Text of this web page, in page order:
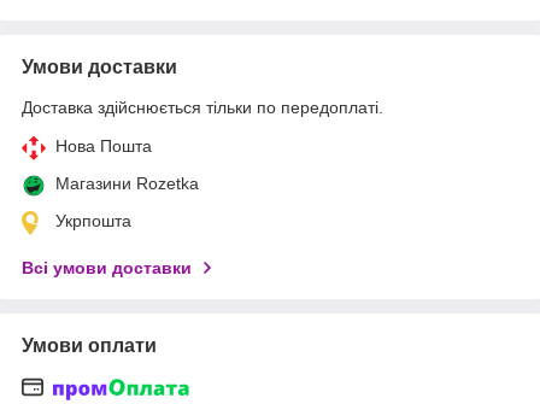
Умови доставки
Доставка здійснюється тільки по передоплаті.
Нова Пошта
Магазини Rozetka
Укрпошта
Всі умови доставки
Умови оплати